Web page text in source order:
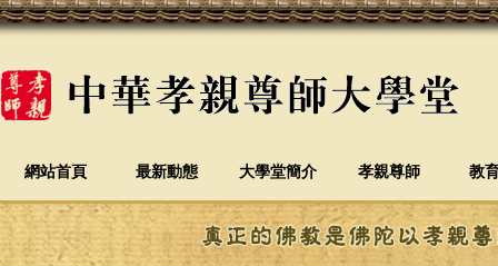
網站首頁 最新動態 大學堂簡介 孝親尊師 教